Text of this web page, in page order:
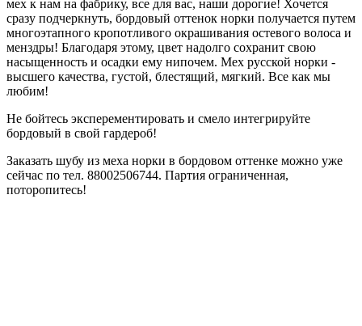
мех к нам на фабрику, все для вас, наши дорогие! Хочется
сразу подчеркнуть, бордовый оттенок норки получается путем
многоэтапного кропотливого окрашивания остевого волоса и
менздры! Благодаря этому, цвет надолго сохранит свою
насыщенность и осадки ему нипочем. Мех русской норки -
высшего качества, густой, блестящий, мягкий. Все как мы
любим!
Не бойтесь эксперементировать и смело интегрируйте
бордовый в свой гардероб!
Заказать шубу из меха норки в бордовом оттенке можно уже
сейчас по тел. 88002506744. Партия ограниченная,
поторопитесь!